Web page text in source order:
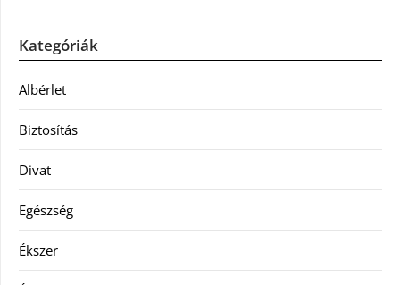
Kategóriák
Albérlet
Biztosítás
Divat
Egészség
Ékszer